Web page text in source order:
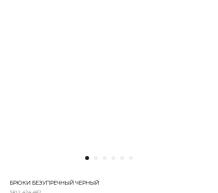
БРЮКИ БЕЗУПРЕЧНЫЙ ЧЕРНЫЙ